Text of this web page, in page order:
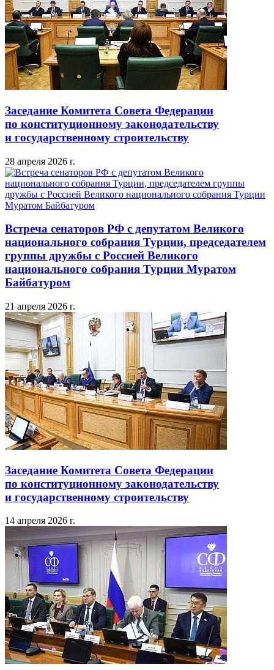
Заседание Комитета Совета Федерации
по конституционному законодательству
и государственному строительству
28 апреля 2026 г.
Встреча сенаторов РФ с депутатом Великого
национального собрания Турции, председателем
группы дружбы с Россией Великого
национального собрания Турции Муратом
Байбатуром
21 апреля 2026 г.
Заседание Комитета Совета Федерации
по конституционному законодательству
и государственному строительству
14 апреля 2026 г.